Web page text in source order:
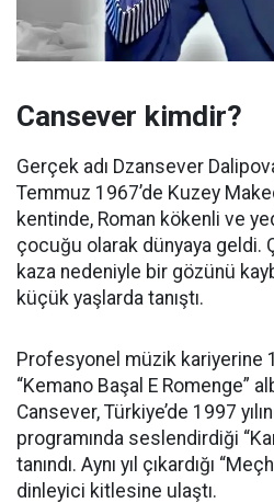
Cansever kimdir?
Gerçek adı Dzansever
Temmuz 1967’de Kuzey
kentinde, Roman kökenli ve
çocuğu olarak dünyaya geldi.
kaza nedeniyle bir gözünü
küçük yaşlarda tanıştı.
Profesyonel müzik kariyerine
“Kemano Başal E Romenge”
Cansever, Türkiye’de 1997
programında seslendirdiği
tanındı. Aynı yıl çıkardığı
dinleyici kitlesine ulaştı.